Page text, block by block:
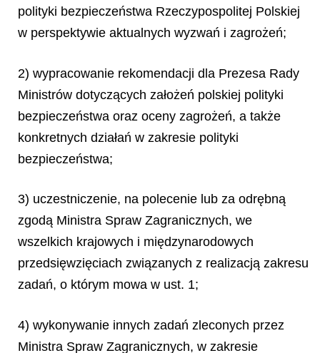
polityki bezpieczeństwa Rzeczypospolitej Polskiej
w perspektywie aktualnych wyzwań i zagrożeń;
2) wypracowanie rekomendacji dla Prezesa Rady
Ministrów dotyczących założeń polskiej polityki
bezpieczeństwa oraz oceny zagrożeń, a także
konkretnych działań w zakresie polityki
bezpieczeństwa;
3) uczestniczenie, na polecenie lub za odrębną
zgodą Ministra Spraw Zagranicznych, we
wszelkich krajowych i międzynarodowych
przedsięwzięciach związanych z realizacją zakresu
zadań, o którym mowa w ust. 1;
4) wykonywanie innych zadań zleconych przez
Ministra Spraw Zagranicznych, w zakresie